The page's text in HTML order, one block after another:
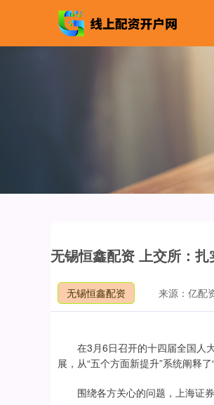
无锡恒鑫配资 上交所：
无锡恒鑫配资 来源：亿配
在3月6日召开的十四届全国人大
展，从“五个方面新提升”系统阐释
围绕各方关心的问题，上海证券